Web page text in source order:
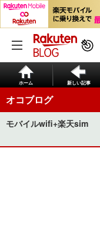
ホーム 新しい記事
オコブログ
モバイルwifi+楽天sim